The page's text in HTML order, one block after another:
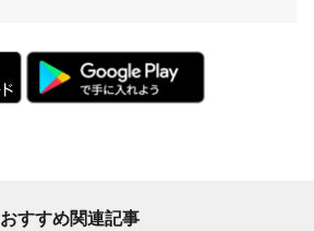
おすすめ関連記事